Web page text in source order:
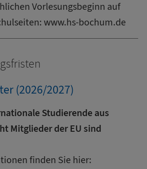
Vorlesungsbeginn auf
www.hs-bochum.de
(2026/2027)
Studierende aus
Mitglieder der EU sind
finden Sie hier: